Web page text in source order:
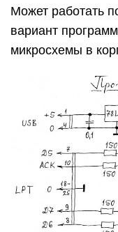
Может работать
вариант
микросхемы в